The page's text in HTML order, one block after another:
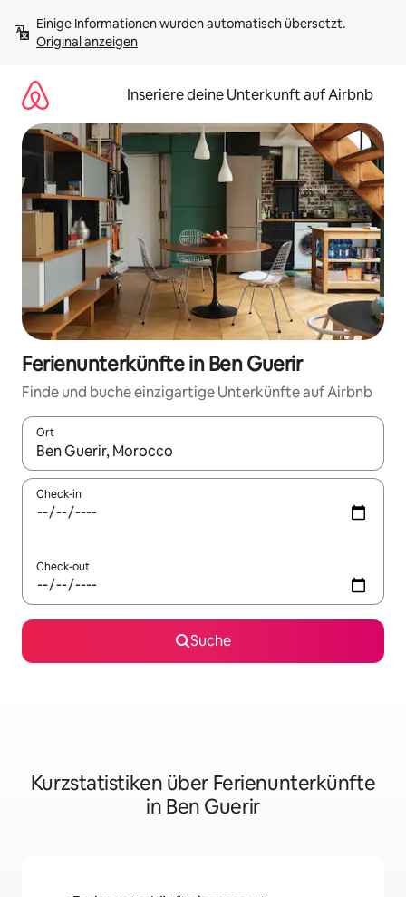
Inhalten
springenOriginal anzeigen
Inseriere deine Unterkunft auf Airbnb
Ferienunterkünfte in Ben Guerir
Finde und buche einzigartige Unterkünfte auf Airbnb
Ort
Wenn Ergebnisse verfügbar sind, navigiere mit den
Check-in
Check-out
Suche
Kurzstatistiken über Ferienunterkünfte
in Ben Guerir